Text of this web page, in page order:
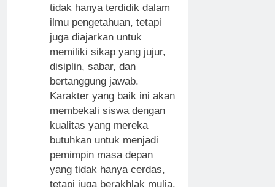
tidak hanya terdidik dalam
ilmu pengetahuan, tetapi
juga diajarkan untuk
memiliki sikap yang jujur,
disiplin, sabar, dan
bertanggung jawab.
Karakter yang baik ini akan
membekali siswa dengan
kualitas yang mereka
butuhkan untuk menjadi
pemimpin masa depan
yang tidak hanya cerdas,
tetapi juga berakhlak mulia.